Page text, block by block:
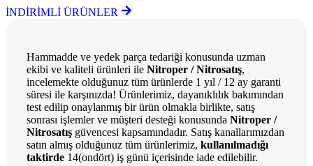
İNDİRİMLİ ÜRÜNLER
Hammadde ve yedek parça tedariği konusunda uzman
ekibi ve kaliteli ürünleri ile Nitroper / Nitrosatış,
incelemekte olduğunuz tüm ürünlerde 1 yıl / 12 ay garanti
süresi ile karşınızda! Ürünlerimiz, dayanıklılık bakımından
test edilip onaylanmış bir ürün olmakla birlikte, satış
sonrası işlemler ve müşteri desteği konusunda Nitroper /
Nitrosatış güvencesi kapsamındadır. Satış kanallarımızdan
satın almış olduğunuz tüm ürünlerimiz, kullanılmadığı
taktirde 14(ondört) iş günü içerisinde iade edilebilir.